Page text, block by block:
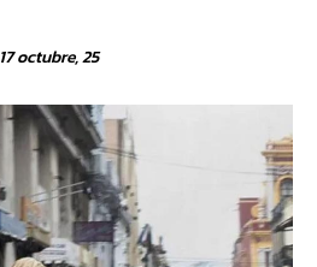
17 octubre, 25